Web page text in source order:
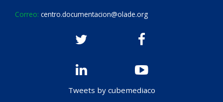
Correo: centro.documentacion@olade.org
Tweets by cubemediaco